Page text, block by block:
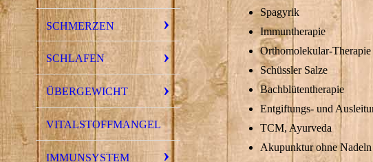
SCHMERZEN
SCHLAFEN
ÜBERGEWICHT
VITALSTOFFMANGEL
IMMUNSYSTEM
Spagyrik
Immuntherapie
Orthomolekular-Therapie
Schüssler Salze
Bachblütentherapie
Entgiftungs- und
TCM, Ayurveda
Akupunktur ohne Nadeln